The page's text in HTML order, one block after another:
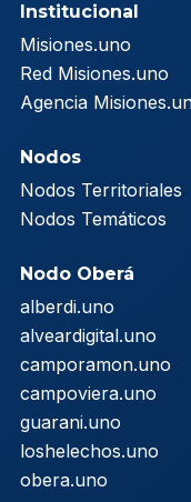
Institucional
Misiones.uno
Red Misiones.uno
Agencia
Nodos
Nodos Territoriales
Nodos Temáticos
Nodo Oberá
alberdi.uno
alveardigital.uno
camporamon.uno
campoviera.uno
guarani.uno
loshelechos.uno
obera.uno